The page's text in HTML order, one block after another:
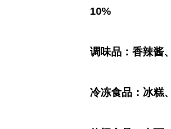
10%
调味品：香辣酱
冷冻食品：冰糕